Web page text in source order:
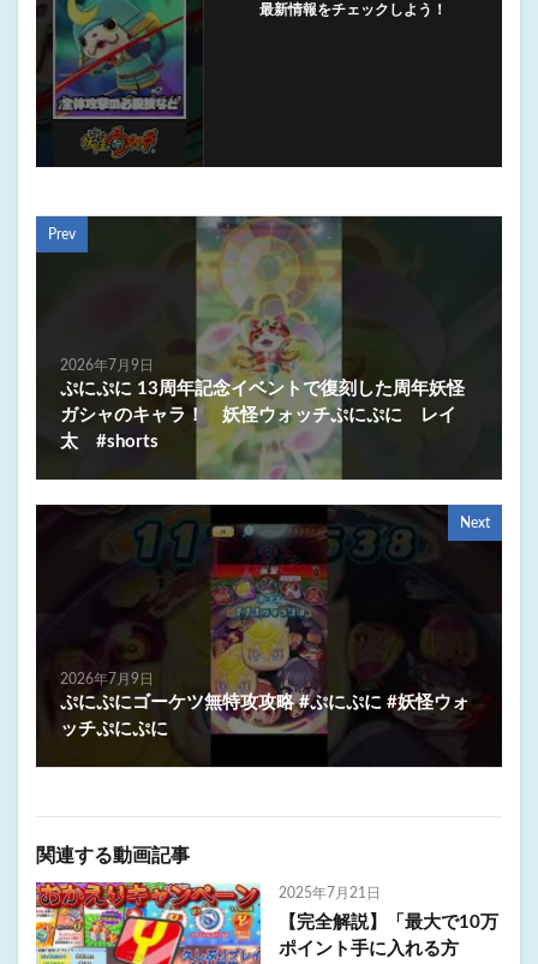
最新情報をチェックしよう！
Prev
2026年7月9日
ぷにぷに 13周年記念イベントで復刻した周年妖怪
ガシャのキャラ！ 妖怪ウォッチぷにぷに レイ
太 #shorts
Next
2026年7月9日
ぷにぷにゴーケツ無特攻攻略 #ぷにぷに #妖怪ウォ
ッチぷにぷに
関連する動画記事
2025年7月21日
【完全解説】「最大で10万
ポイント手に入れる方